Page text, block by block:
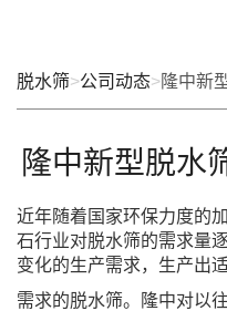
脱水筛>公司动态>隆中新
隆中新型脱水
近年随着国家环保力度的
石行业对脱水筛的需求量
变化的生产需求，生产出
需求的脱水筛。隆中对以